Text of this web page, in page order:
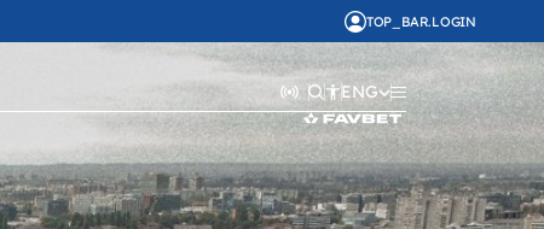
TOP_BAR.LOGIN
ENG